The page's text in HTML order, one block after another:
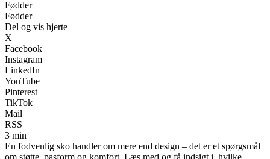
Fødder
Fødder
Del og vis hjerte
X
Facebook
Instagram
LinkedIn
YouTube
Pinterest
TikTok
Mail
RSS
3 min
En fodvenlig sko handler om mere end design – det er et spørgsmål
om støtte, pasform og komfort. Læs med og få indsigt i, hvilke